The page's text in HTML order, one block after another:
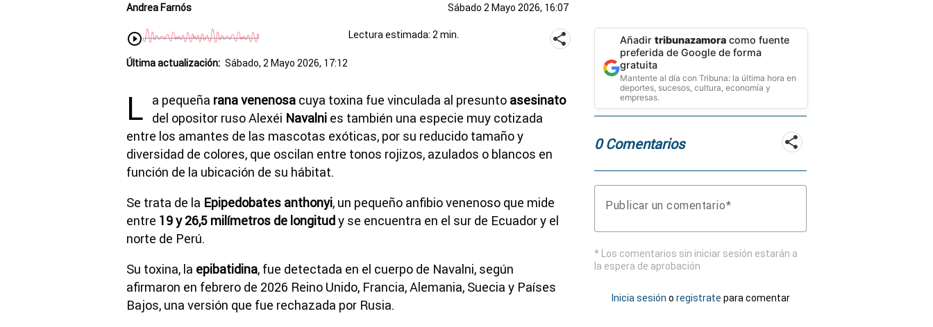
Andrea Farnós Sábado 2 Mayo 2026, 16:07
Lectura estimada: 2 min.
Última actualización: Sábado, 2 Mayo 2026, 17:12
L a pequeña rana venenosa cuya toxina fue vinculada al presunto asesinato
del opositor ruso Alexéi Navalni es también una especie muy cotizada
entre los amantes de las mascotas exóticas, por su reducido tamaño y
diversidad de colores, que oscilan entre tonos rojizos, azulados o blancos en
función de la ubicación de su hábitat.
Se trata de la Epipedobates anthonyi, un pequeño anfibio venenoso que mide
entre 19 y 26,5 milímetros de longitudy se encuentra en el sur de Ecuador y el
norte de Perú.
Su toxina, la epibatidina, fue detectada en el cuerpo de Navalni, según
afirmaron en febrero de 2026 Reino Unido, Francia, Alemania, Suecia y Países
Bajos, una versión que fue rechazada por Rusia.
Añadir tribunazamora como fuente
preferida de Google de forma
gratuita
Mantente al día con Tribuna: la última hora en
deportes, sucesos, cultura, economía y
empresas.
0 Comentarios
Publicar un comentario
* Los comentarios sin iniciar sesión estarán a
la espera de aprobación
Inicia sesión o registrate para comentar